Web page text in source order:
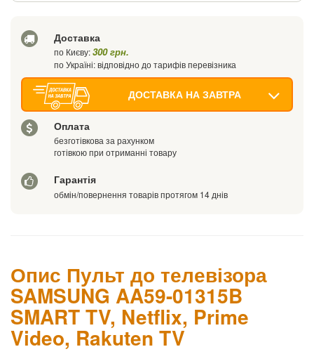
Доставка
по Києву:300 грн.
по Україні: відповідно до тарифів перевізника
ДОСТАВКА НА ЗАВТРА
Оплата
безготівкова за рахунком
готівкою при отриманні товару
Гарантія
обмін/повернення товарів протягом 14 днів
Опис Пульт до телевізора
SAMSUNG AA59-01315B
SMART TV, Netflix, Prime
Video, Rakuten TV